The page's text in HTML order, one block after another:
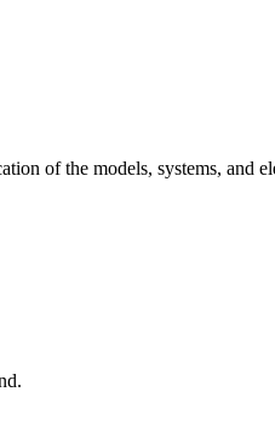
of the models, systems, and